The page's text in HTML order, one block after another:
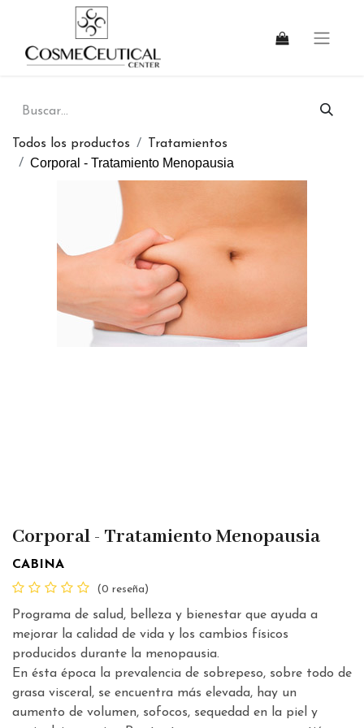
Todos los productos Tratamientos
Corporal - Tratamiento Menopausia
Corporal - Tratamiento Menopausia
CABINA
(0 reseña)
Programa de salud, belleza y bienestar que ayuda a
mejorar la calidad de vida y los cambios físicos
producidos durante la menopausia.
En ésta época la prevalencia de sobrepeso, sobre todo de
grasa visceral, se encuentra más elevada, hay un
aumento de volumen, sofocos, sequedad en la piel y